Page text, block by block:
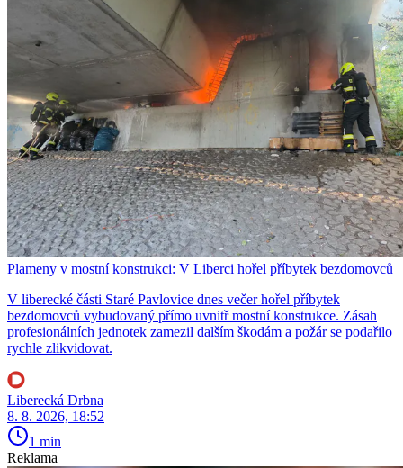
Plameny v mostní konstrukci: V Liberci hořel příbytek bezdomovců
V liberecké části Staré Pavlovice dnes večer hořel příbytek
bezdomovců vybudovaný přímo uvnitř mostní konstrukce. Zásah
profesionálních jednotek zamezil dalším škodám a požár se podařilo
rychle zlikvidovat.
Liberecká Drbna
8. 8. 2026, 18:52
1 min
Reklama